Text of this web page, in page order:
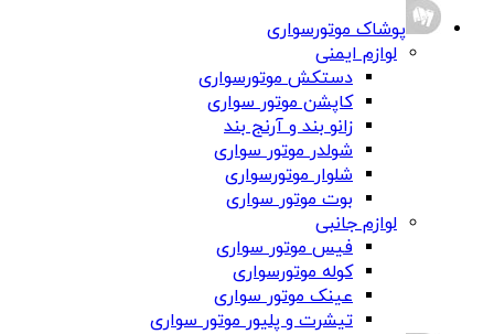
پوشاک موتورسواری
لوازم ایمنی
دستکش موتورسواری
کاپشن موتور سواری
زانو بند و آرنج بند
شولدر موتور سواری
شلوار موتورسواری
بوت موتور سواری
لوازم جانبی
فیس موتور سواری
کوله موتورسواری
عینک موتور سواری
تیشرت و پلیور موتور سواری